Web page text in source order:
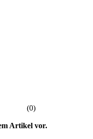
(0)
Artikel vor.